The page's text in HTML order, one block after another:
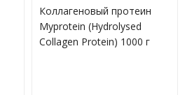
Коллагеновый протеин
Myprotein (Hydrolysed
Collagen Protein) 1000 г